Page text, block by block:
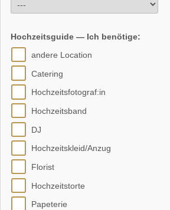
Hochzeitsguide — Ich benötige:
andere Location
Catering
Hochzeitsfotograf:in
Hochzeitsband
DJ
Hochzeitskleid/Anzug
Florist
Hochzeitstorte
Papeterie